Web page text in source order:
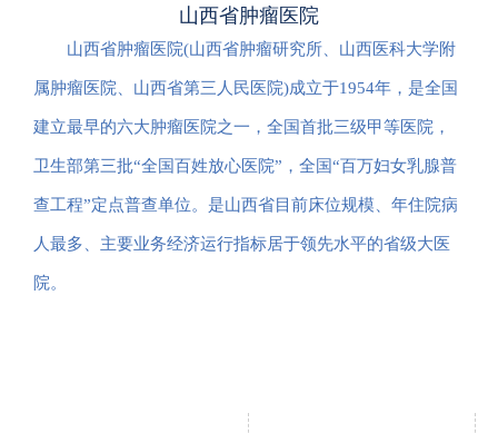
山西省肿瘤医院
山西省肿瘤医院(山西省肿瘤研究所、山西医科大学附
属肿瘤医院、山西省第三人民医院)成立于1954年，是全国
建立最早的六大肿瘤医院之一，全国首批三级甲等医院，
卫生部第三批“全国百姓放心医院”，全国“百万妇女乳腺普
查工程”定点普查单位。是山西省目前床位规模、年住院病
人最多、主要业务经济运行指标居于领先水平的省级大医
院。